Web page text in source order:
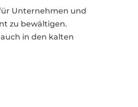
Unternehmen und
zu bewältigen.
in den kalten